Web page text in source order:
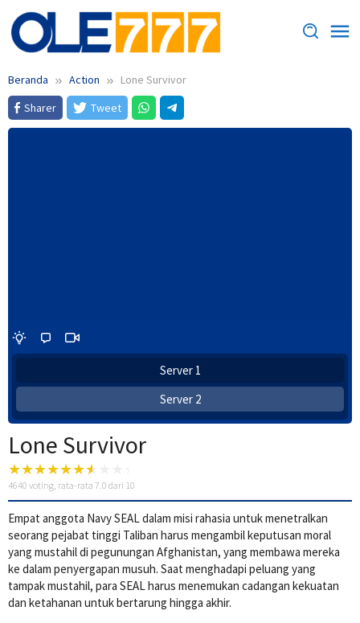
Loncat
ke
konten
Beranda Action
Lone Survivor
Sharer
Tweet
Server 1
Server 2
Lone Survivor
4640 voting, rata-rata 7.0 dari 10
Empat anggota Navy SEAL dalam misi rahasia untuk menetralkan
seorang pejabat tinggi Taliban harus mengambil keputusan moral
yang mustahil di pegunungan Afghanistan, yang membawa mereka
ke dalam penyergapan musuh. Saat menghadapi peluang yang
tampak mustahil, para SEAL harus menemukan cadangan kekuatan
dan ketahanan untuk bertarung hingga akhir.